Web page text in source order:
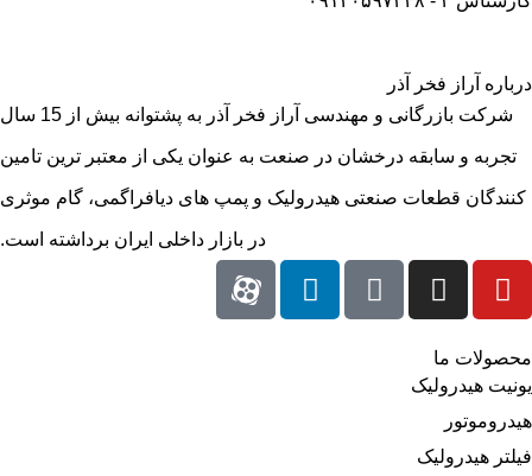
درباره آراز فخر آذر
شرکت بازرگانی و مهندسی آراز فخر آذر به پشتوانه بیش از 15 سال
تجربه و سابقه درخشان در صنعت به عنوان یکی از معتبر ترین تامین
کنندگان قطعات صنعتی هیدرولیک و پمپ های دیافراگمی، گام موثری
در بازار داخلی ایران برداشته است.
محصولات ما
یونیت هیدرولیک
هیدروموتور
فیلتر هیدرولیک